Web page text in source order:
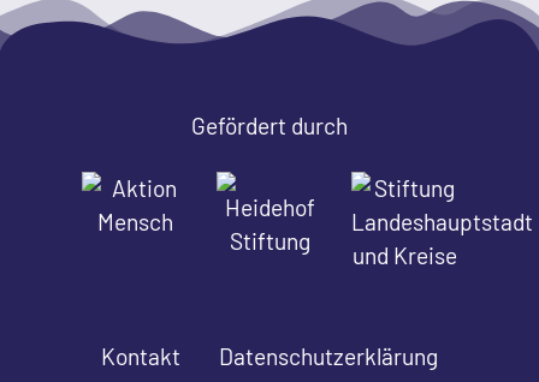
Gefördert durch
Kontakt Datenschutzerklärung